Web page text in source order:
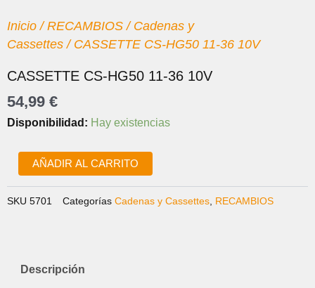
Inicio /RECAMBIOS / Cadenas y
Cassettes / CASSETTE CS-HG50 11-36 10V
CASSETTE CS-HG50 11-36 10V
54,99 €
Disponibilidad: Hay existencias
CASSETTE
10V
cantidad
AÑADIR AL CARRITO
SKU 5701 Categorías Cadenas y Cassettes RECAMBIOS
Descripción